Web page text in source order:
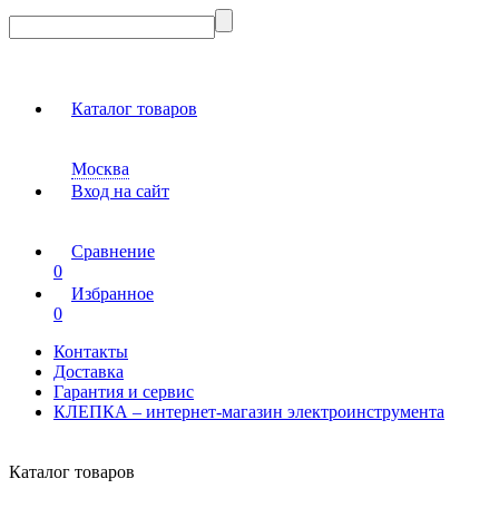
Каталог товаров
Москва
Вход на сайт
Сравнение
0
Избранное
0
Контакты
Доставка
Гарантия и сервис
КЛЕПКА – интернет-магазин электроинструмента
Каталог товаров